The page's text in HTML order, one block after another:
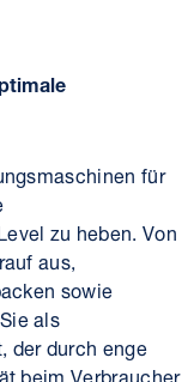
für
zu heben. Von
aus,
sowie
als
der durch enge
beim Verbraucher